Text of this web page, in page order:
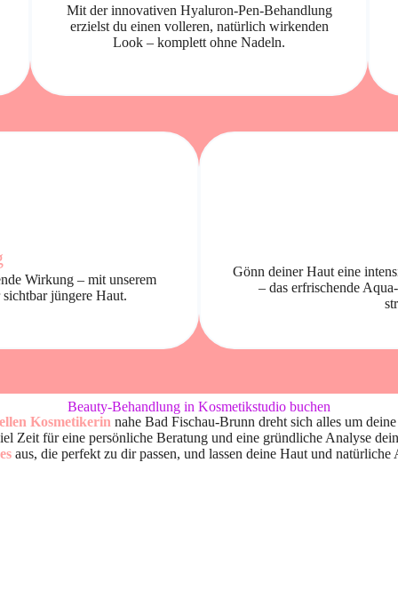
Mit der innovativen Hyaluron-Pen-Behandlung
erzielst du einen volleren, natürlich wirkenden
Look – komplett ohne Nadeln.
Wirkung – mit unserem
jüngere Haut.
Gönn deiner Haut eine
– das erfrischende
Beauty-Behandlung in Kosmetikstudio buchen
Kosmetikerin nahe Bad Fischau-Brunn dreht sich alles um
Zeit für eine persönliche Beratung und eine gründliche Analyse
aus, die perfekt zu dir passen, und lassen deine Haut und